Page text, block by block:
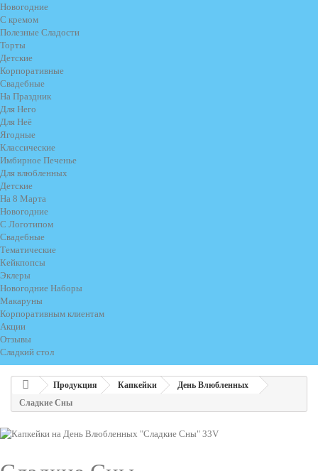
Новогодние
С кремом
Полезные Сладости
Торты
Детские
Корпоративные
Свадебные
На Праздник
Для Него
Для Неё
Ягодные
Классические
Имбирное Печенье
Для влюбленных
Детские
На 8 Марта
Новогодние
С Логотипом
Свадебные
Тематические
Кейкпопсы
Эклеры
Новогодние Наборы
Макаруны
Корпоративным клиентам
Акции
Отзывы
Сладкий стол
Продукция Капкейки
День Влюбленных
Сладкие Сны